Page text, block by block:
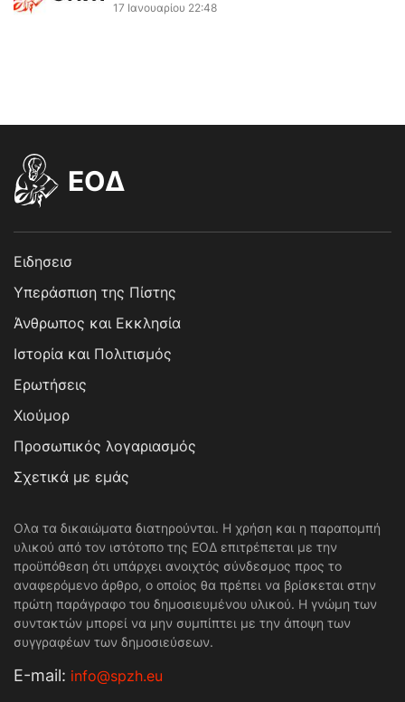
17 Ιανουαρίου 22:48
EOΔ
Ειδησεισ
Υπεράσπιση της Πίστης
Άνθρωπος και Εκκλησία
Ιστορία και Πολιτισμός
Ερωτήσεις
Χιούμορ
Προσωπικός λογαριασμός
Σχετικά με εμάς
Ολα τα δικαιώματα διατηρούνται. Η χρήση και η παραπομπή
υλικού από τον ιστότοπο της ΕΟΔ επιτρέπεται με την
προϋπόθεση ότι υπάρχει ανοιχτός σύνδεσμος προς το
αναφερόμενο άρθρο, ο οποίος θα πρέπει να βρίσκεται στην
πρώτη παράγραφο του δημοσιευμένου υλικού. Η γνώμη των
συντακτών μπορεί να μην συμπίπτει με την άποψη των
συγγραφέων των δημοσιεύσεων.
Е-mail: info@spzh.eu